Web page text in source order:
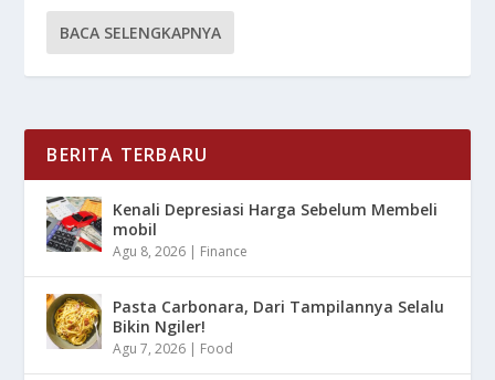
BACA SELENGKAPNYA
BERITA TERBARU
Kenali Depresiasi Harga Sebelum Membeli
mobil
Agu 8, 2026 | Finance
Pasta Carbonara, Dari Tampilannya Selalu
Bikin Ngiler!
Agu 7, 2026 | Food